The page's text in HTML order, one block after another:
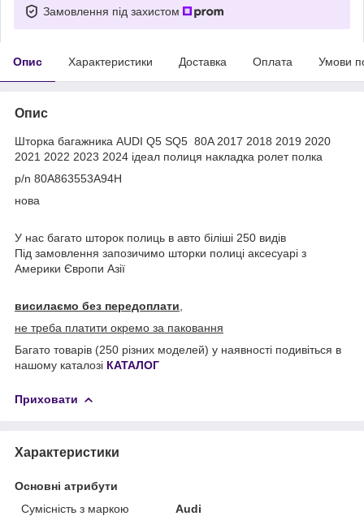
Замовлення під захистом
Опис Характеристики Доставка Оплата Умови
Опис
Шторка багажника AUDI Q5 SQ5 80A 2017 2018 2019 2020
2021 2022 2023 2024 ідеал полиця накладка ролет полка
p/n 80A863553A94H
нова
У нас багато шторок полиць в авто біліші 250 видів
Під замовлення запозичимо шторки полиці аксесуарі з
Америки Європи Азії
висилаємо без передоплати
не треба платити окремо за паковання
Багато товарів (250 різних моделей) у наявності подивіться в
нашому каталозі КАТАЛОГ
Приховати
Характеристики
Основні атрибути
Сумісність з маркою
Audi